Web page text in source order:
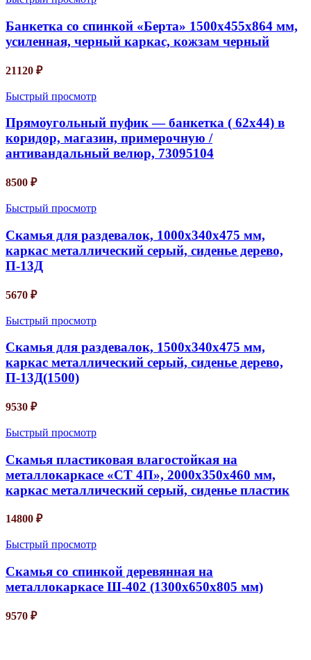
Банкетка со спинкой «Берта» 1500х455х864 мм,
усиленная, черный каркас, кожзам черный
21120 ₽
Быстрый просмотр
Прямоугольный пуфик — банкетка ( 62х44) в
коридор, магазин, примерочную /
антивандальный велюр, 73095104
8500 ₽
Быстрый просмотр
Скамья для раздевалок, 1000х340х475 мм,
каркас металлический серый, сиденье дерево,
П-13Д
5670 ₽
Быстрый просмотр
Скамья для раздевалок, 1500х340х475 мм,
каркас металлический серый, сиденье дерево,
П-13Д(1500)
9530 ₽
Быстрый просмотр
Скамья пластиковая влагостойкая на
металлокаркасе «СТ 4П», 2000х350х460 мм,
каркас металлический серый, сиденье пластик
14800 ₽
Быстрый просмотр
Скамья со спинкой деревянная на
металлокаркасе Ш-402 (1300х650х805 мм)
9570 ₽